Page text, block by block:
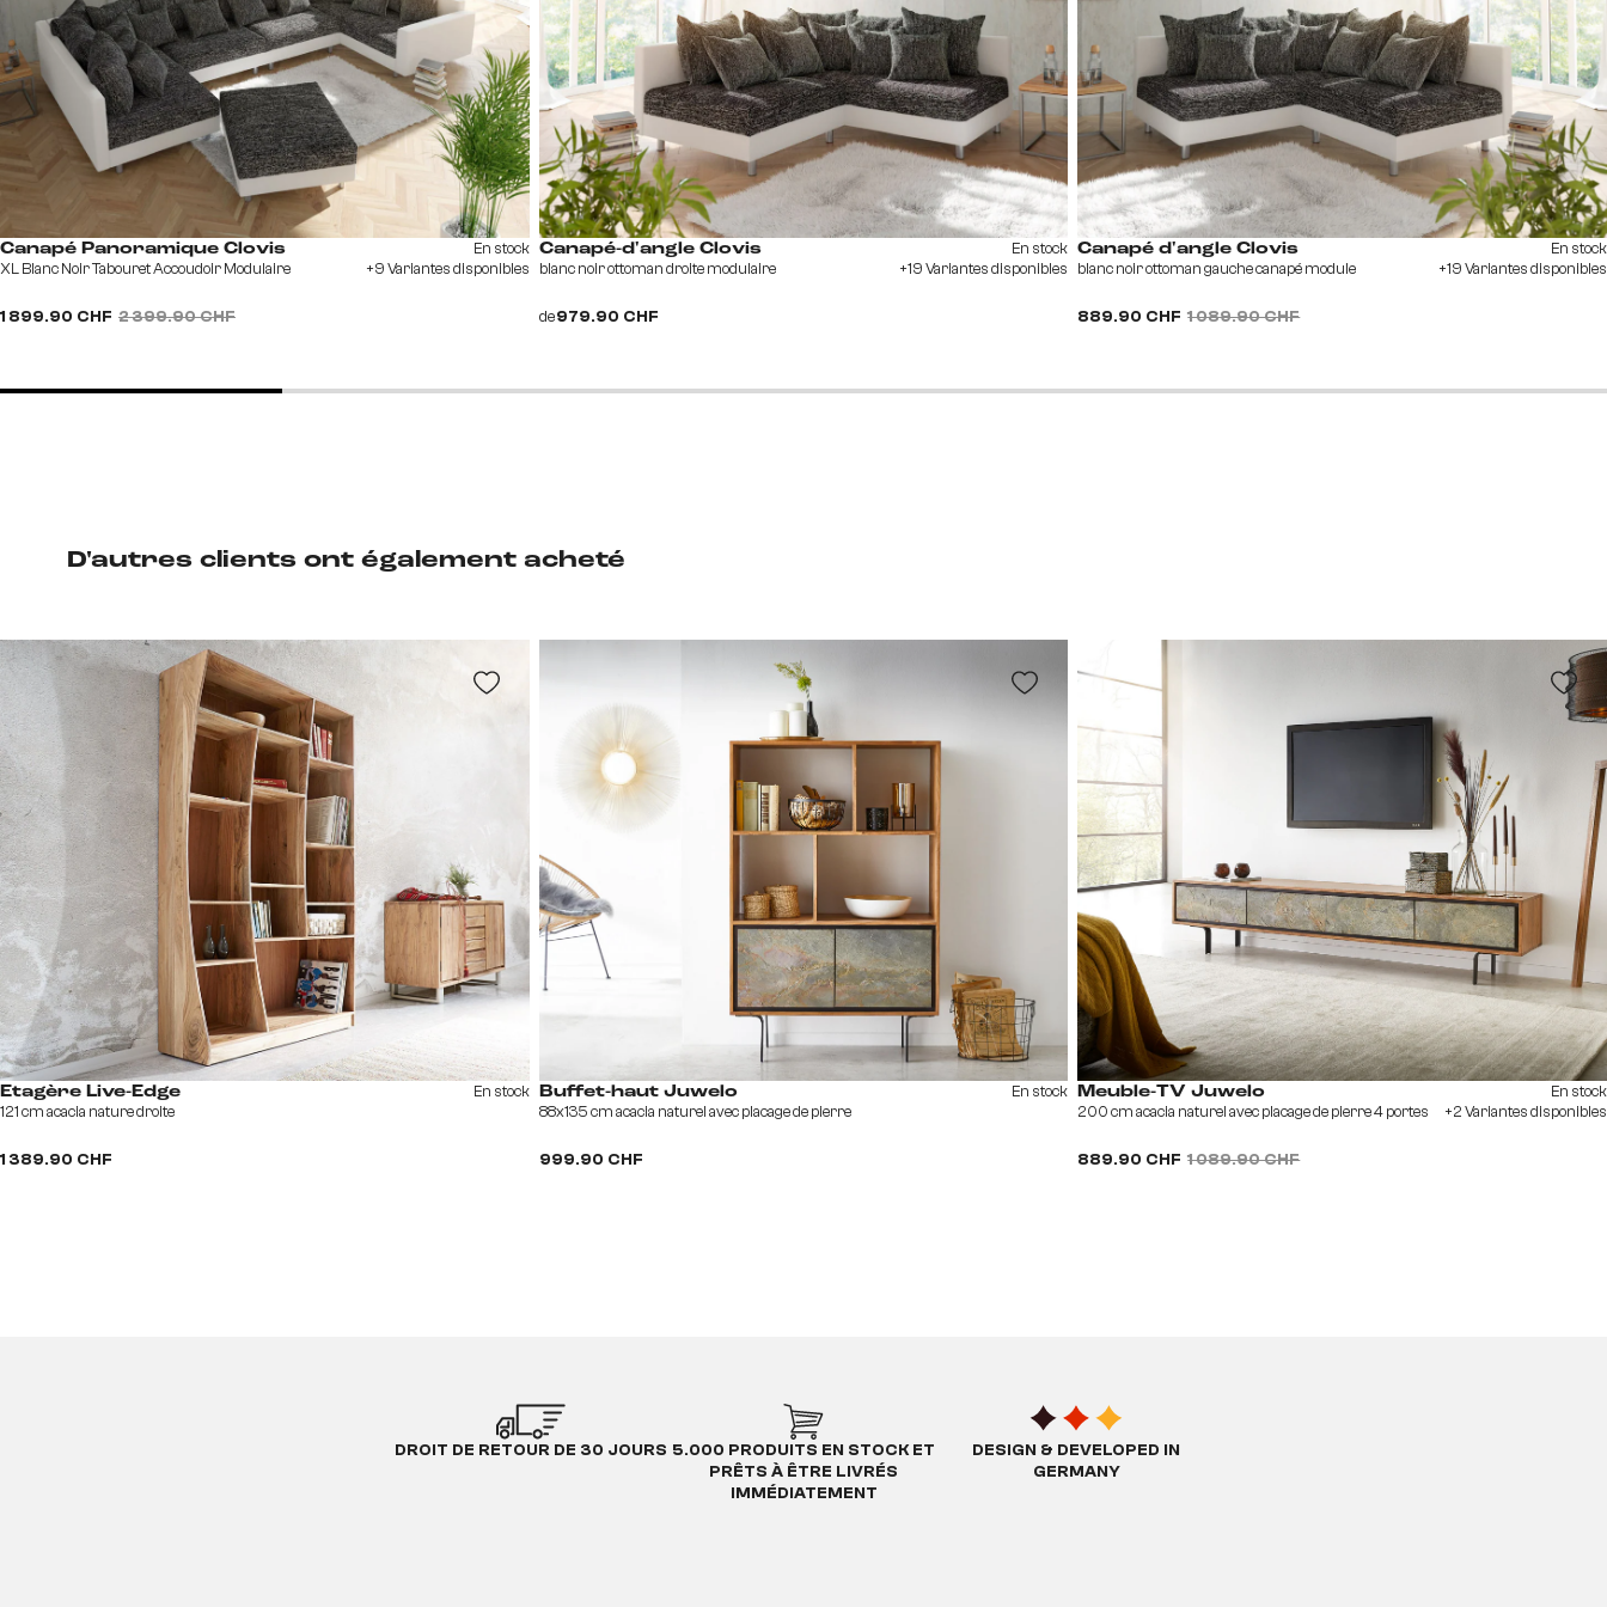
D'autres clients ont également acheté
Etagère Live-Edge
121 cm acacia nature droite
1 389.90 CHF
En stock Buffet-haut Juwelo
88x135 cm acacia naturel avec placage de pierre
999.90 CHF
En stock Meuble-TV Juwelo
200 cm acacia naturel avec placage de pierre 4 portes
889.90 CHF 1 089.90 CHF
En stock
+2 Variantes disponibles
Canapé Panoramique Clovis
XL Blanc Noir Tabouret Accoudoir Modulaire
1 899.90 CHF 2 399.90 CHF
En stock
+9 Variantes disponibles
Canapé-d'angle Clovis
blanc noir ottoman droite modulaire
de979.90 CHF
En stock
+19 Variantes disponibles
Canapé d'angle Clovis
blanc noir ottoman gauche canapé module
889.90 CHF 1 089.90 CHF
En stock
+19 Variantes disponibles
DROIT DE RETOUR DE 30 JOURS 5.000 PRODUITS EN STOCK ET
PRÊTS À ÊTRE LIVRÉS
IMMÉDIATEMENT
DESIGN & DEVELOPED IN
GERMANY